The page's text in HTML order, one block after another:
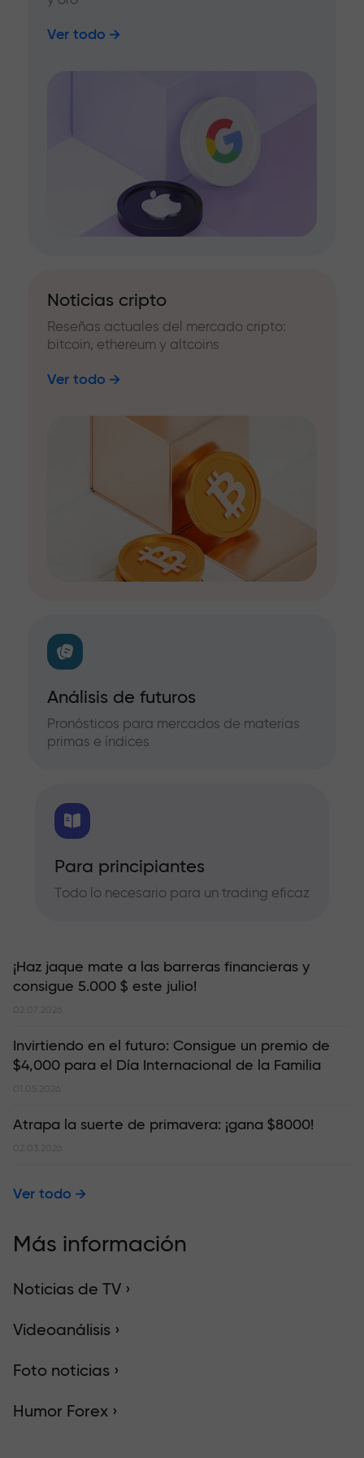
Ver todo
Noticias cripto
Reseñas actuales del mercado cripto:
bitcoin, ethereum y altcoins
Ver todo
Análisis de futuros
Pronósticos para mercados de materias
primas e índices
Para principiantes
Todo lo necesario para un trading eficaz
¡Haz jaque mate a las barreras financieras y
consigue 5.000 $ este julio!
02.07.2026
Invirtiendo en el futuro: Consigue un premio de
$4,000 para el Día Internacional de la Familia
01.05.2026
Atrapa la suerte de primavera: ¡gana $8000!
02.03.2026
Ver todo
Más información
Noticias de TV ›
Videoanálisis ›
Foto noticias ›
Humor Forex ›